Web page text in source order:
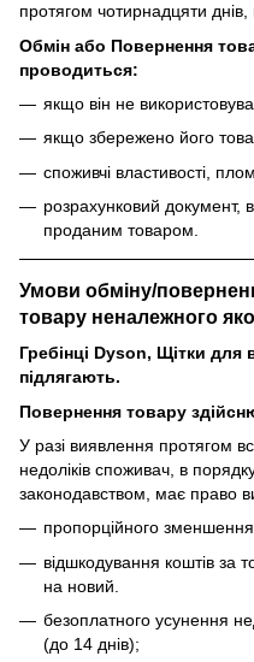
протягом чотирнадцяти днів,
Обмін або Повернення
проводиться:
якщо він не
якщо збережено його
споживчі властивості,
розрахунковий документ,
проданим товаром.
Умови обміну/
товару неналежного
Гребінці Dyson, Щітки
підлягають.
Повернення товару
У разі виявлення протягом
недоліків споживач, в
законодавством, має право
пропорційного зменшення
відшкодування коштів за
на новий.
безоплатного усунення
(до 14 днів);